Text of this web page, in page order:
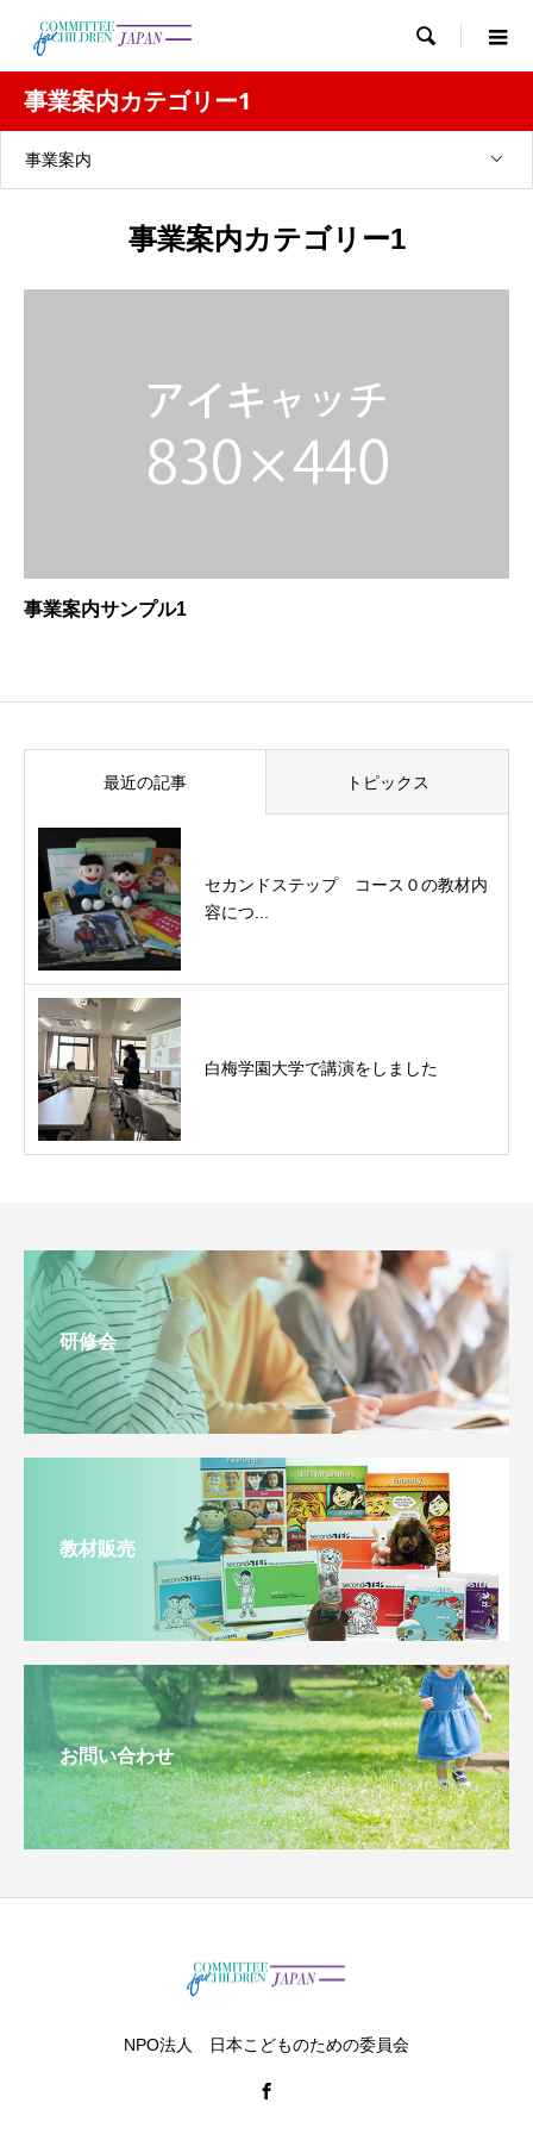

事業案内カテゴリー1
事業案内
事業案内カテゴリー1
事業案内サンプル1
最近の記事 トピックス
セカンドステップ コース０の教材内
容につ...
白梅学園大学で講演をしました
研修会
教材販売
お問い合わせ
NPO法人 日本こどものための委員会